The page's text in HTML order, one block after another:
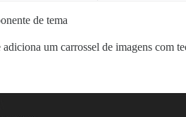
de tema
adiciona um carrossel de imagens com